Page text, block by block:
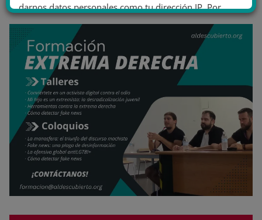
darnos datos personales como tu dirección IP. Por
último, puedes leer nuestra Política de cookies.
No dar mi información personal
Opciones de cookies Aceptar cookies
Rechazar cookies Política de cookies